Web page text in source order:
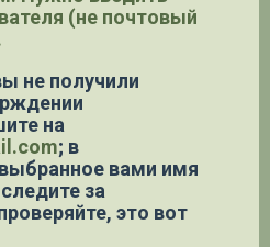
(не почтовый
не получили
на
; в
вами имя
за
это вот